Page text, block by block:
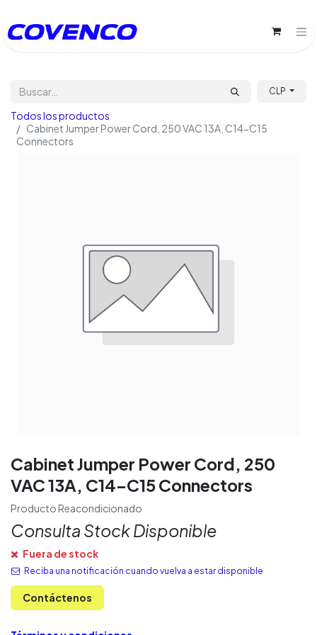
CLP
Todos los productos
Cabinet Jumper Power Cord, 250 VAC 13A, C14-C15
Connectors
Cabinet Jumper Power Cord, 250
VAC 13A, C14-C15 Connectors
Producto Reacondicionado
Consulta Stock Disponible
Fuera de stock
Reciba una notificación cuando vuelva a estar disponible
Contáctenos